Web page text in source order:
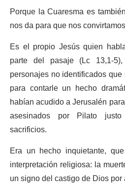
Porque la Cuaresma es
nos da para que nos
Es el propio Jesús quien
parte del pasaje (Lc 13,1-
personajes no identificados
para contarle un hecho
habían acudido a Jerusalén
asesinados por Pilato
sacrificios.
Era un hecho inquietante,
interpretación religiosa: la
un signo del castigo de Dios